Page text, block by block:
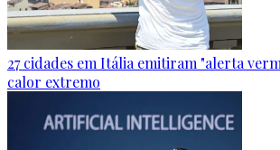
27 cidades em Itália emitiram "alerta
calor extremo